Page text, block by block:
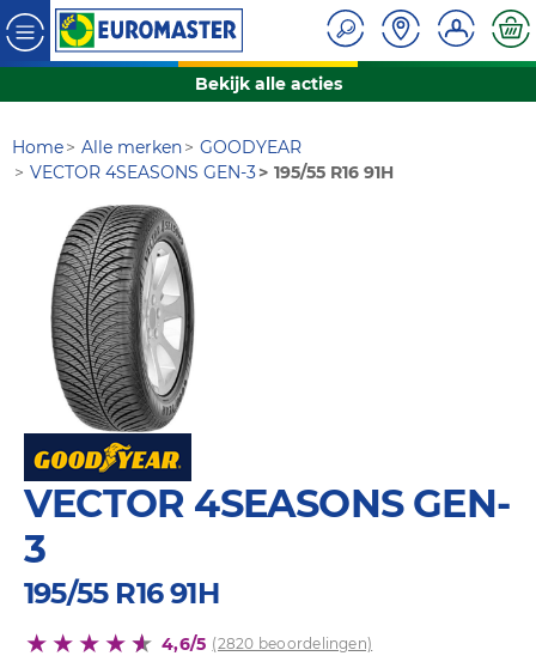
Bekijk alle acties
Home Alle merken
GOODYEAR
VECTOR 4SEASONS GEN-3
195/55 R16 91H
VECTOR 4SEASONS GEN-
3
195/55 R16 91H
4,6/5 (2820 beoordelingen)